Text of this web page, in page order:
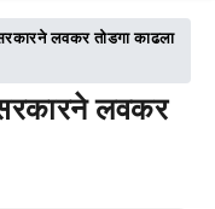
लवकर तोडगा काढला
लवकर